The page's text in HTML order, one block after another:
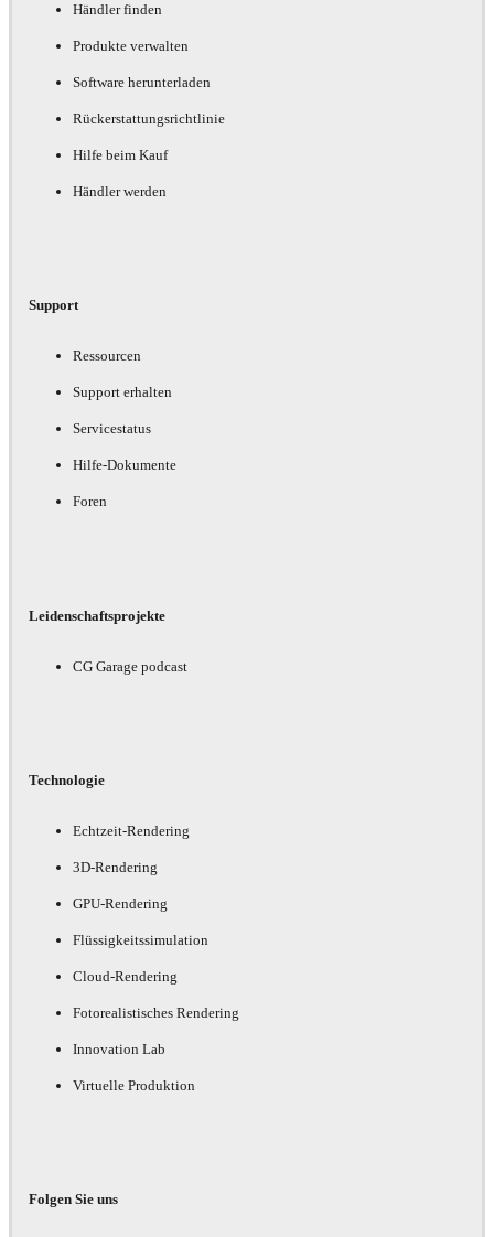
Händler finden
Produkte verwalten
Software herunterladen
Rückerstattungsrichtlinie
Hilfe beim Kauf
Händler werden
Support
Ressourcen
Support erhalten
Servicestatus
Hilfe-Dokumente
Foren
Leidenschaftsprojekte
CG Garage podcast
Technologie
Echtzeit-Rendering
3D-Rendering
GPU-Rendering
Flüssigkeitssimulation
Cloud-Rendering
Fotorealistisches Rendering
Innovation Lab
Virtuelle Produktion
Folgen Sie uns